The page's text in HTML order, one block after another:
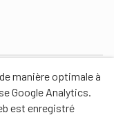
manière optimale à
Google Analytics.
est enregistré